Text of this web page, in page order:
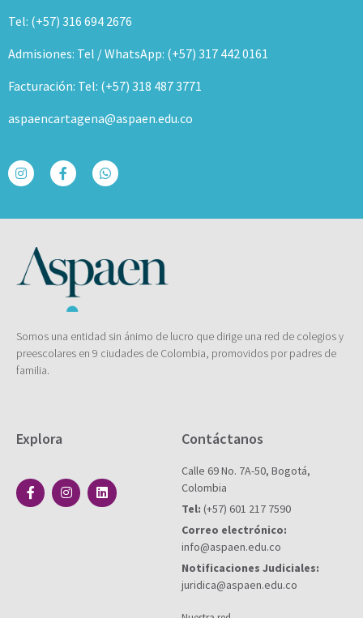
Tel: (+57) 316 694 2676
Admisiones: Tel / WhatsApp: (+57) 317 442 0161
Facturación: Tel: (+57) 318 487 3771
aspaencartagena@aspaen.edu.co
Somos una entidad sin ánimo de lucro que dirige una red de colegios y
preescolares en 9 ciudades de Colombia, promovidos por padres de
familia.
Explora Contáctanos
Calle 69 No. 7A-50, Bogotá,
Colombia
Tel: (+57) 601 217 7590
Correo electrónico:
info@aspaen.edu.co
Notificaciones Judiciales:
juridica@aspaen.edu.co